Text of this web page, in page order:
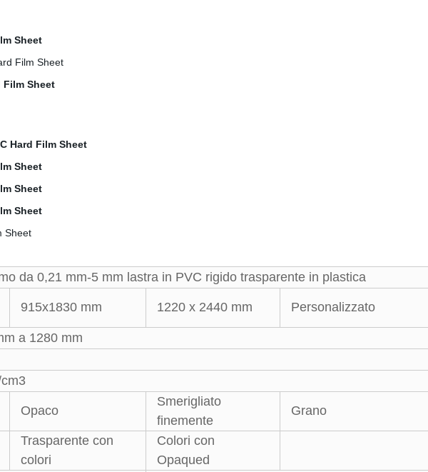
da 0,21 mm-5 mm lastra in PVC rigido trasparente in plastica
915x1830 mm 1220 x 2440 mm Personalizzato
a 1280 mm
Opaco
Smerigliato
finemente
Grano
Trasparente con
colori
Colori con
Opaqued